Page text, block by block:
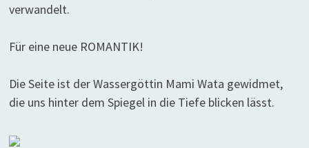
verwandelt.
Für eine neue ROMANTIK!
Die Seite ist der Wassergöttin Mami Wata gewidmet,
die uns hinter dem Spiegel in die Tiefe blicken lässt.